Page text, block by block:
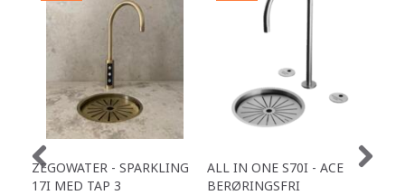
ZEGOWATER - SPARKLING
17I MED TAP 3
ALL IN ONE S70I - ACE
BERØRINGSFRI